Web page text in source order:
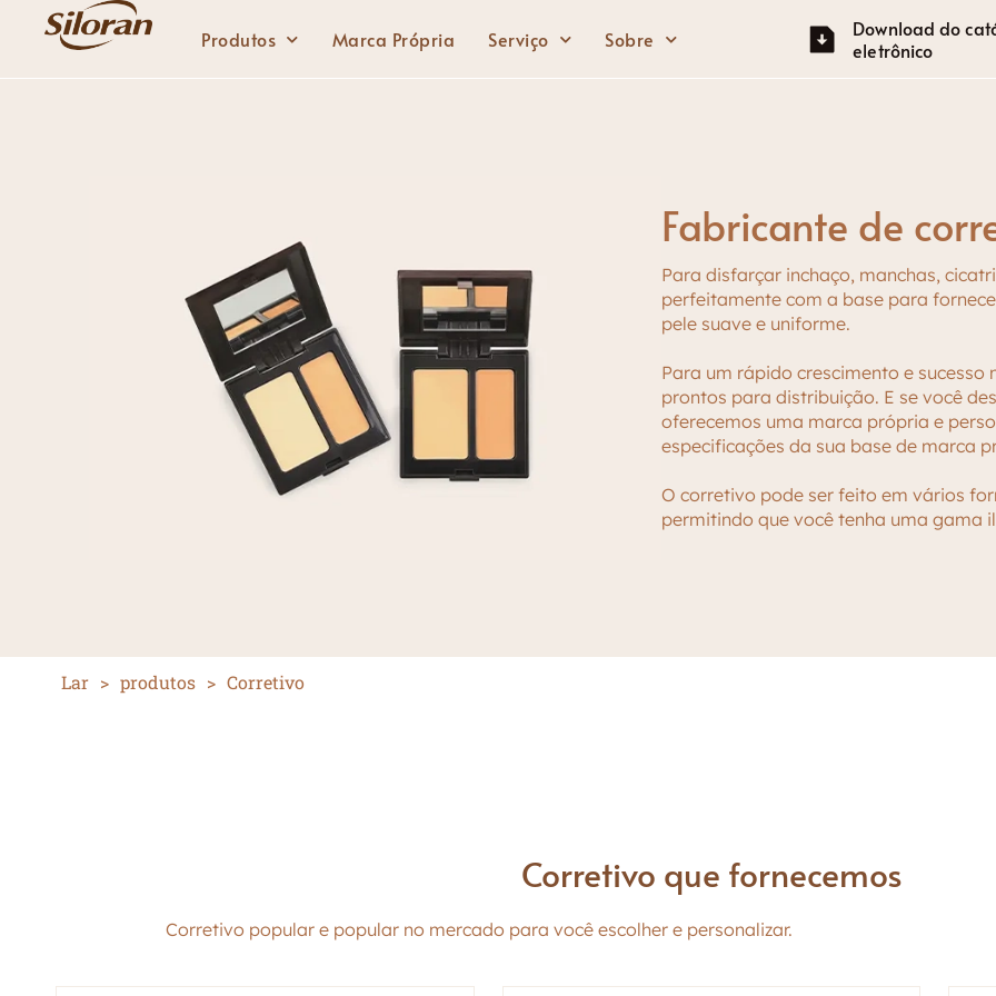
Produtos Marca Própria Serviço Sobre
Download do
eletrônico
Batom líquido
Brilho labial
Delineador de lábios
Lápis de sobrancelha
Sombra para os olhos
Delineador
Primer Facial
Creme BB
Corretivo
Marcador
Corar
Pó fixador e spray
Fabricante de
Para disfarçar inchaço, manchas,
perfeitamente com a base para
pele suave e uniforme.
Para um rápido crescimento e
prontos para distribuição. E se você
oferecemos uma marca própria e
especificações da sua base de marca
O corretivo pode ser feito em vários
permitindo que você tenha uma gama
Lar > produtos > Corretivo
Corretivo que fornecemos
Corretivo popular e popular no mercado para você escolher e personalizar.